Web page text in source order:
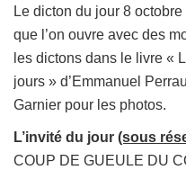
Le dicton du jour 8
que l’on ouvre avec des
les dictons dans le livre «
jours » d’Emmanuel
Garnier pour les photos.
L’invité du jour (sous
COUP DE GUEULE DU